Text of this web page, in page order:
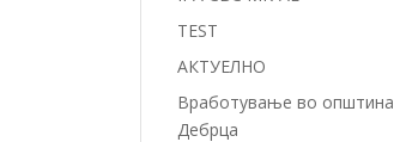
TEST
АКТУЕЛНО
Вработување во општина
Дебрца